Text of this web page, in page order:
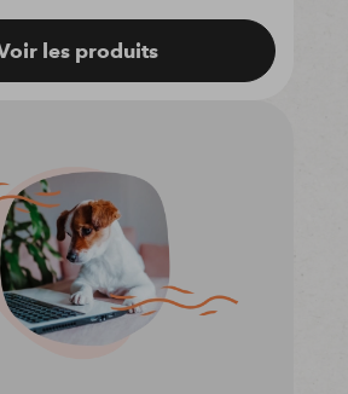
les produits